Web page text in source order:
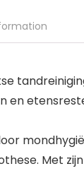
en
Met zijn